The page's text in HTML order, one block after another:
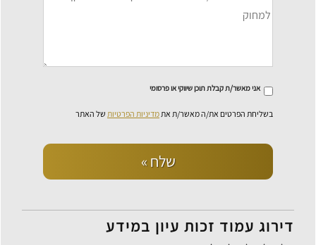
אני מאשר/ת קבלת תוכן שיווקי או פרסומי
בשליחת הפרטים את/ה מאשר/ת אתמדיניות הפרטיות של האתר
שלח »
דירוג עמוד זכות עיון במידע